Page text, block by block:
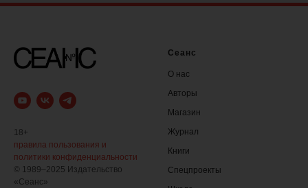
18+
правила пользования и
политики конфиденциальности
© 1989–2025 Издательство
«Сеанс»
Сеанс
О нас
Авторы
Магазин
Журнал
Книги
Спецпроекты